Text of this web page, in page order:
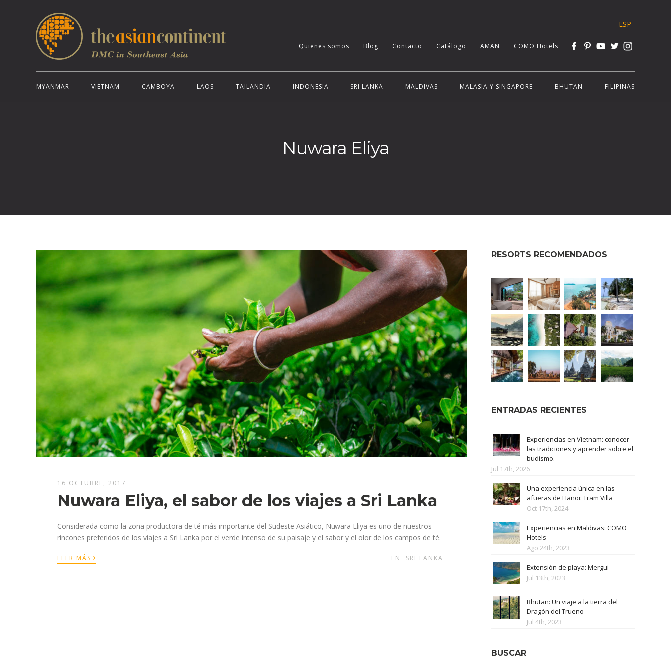
ESP
Quienes somos Blog Contacto Catálogo AMAN COMO Hotels
MYANMAR VIETNAM CAMBOYA LAOS TAILANDIA INDONESIA SRI LANKA MALDIVAS MALASIA Y SINGAPORE BHUTAN FILIPINAS
Nuwara Eliya
16 OCTUBRE, 2017
Nuwara Eliya, el sabor de los viajes a Sri Lanka
Considerada como la zona productora de té más importante del Sudeste Asiático, Nuwara Eliya es uno de nuestros
rincones preferidos de los viajes a Sri Lanka por el verde intenso de su paisaje y el sabor y el olor de los campos de té.
LEER MÁS › EN SRI LANKA
RESORTS RECOMENDADOS
ENTRADAS RECIENTES
Experiencias en Vietnam: conocer
las tradiciones y aprender sobre el
budismo.
Jul 17th, 2026
Una experiencia única en las
afueras de Hanoi: Tram Villa
Oct 17th, 2024
Experiencias en Maldivas: COMO
Hotels
Ago 24th, 2023
Extensión de playa: Mergui
Jul 13th, 2023
Bhutan: Un viaje a la tierra del
Dragón del Trueno
Jul 4th, 2023
BUSCAR